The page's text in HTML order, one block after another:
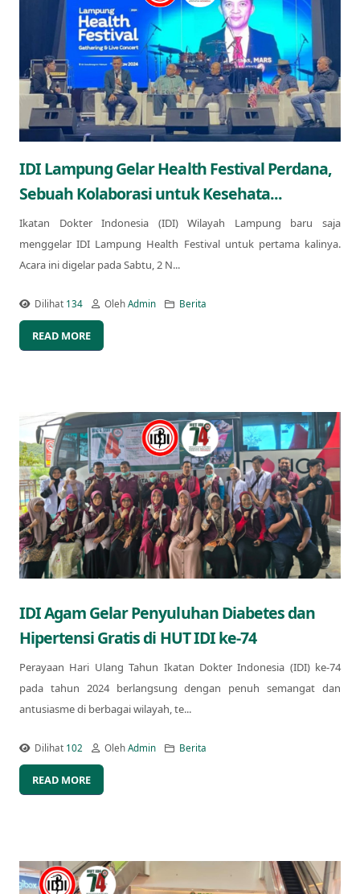
IDI Lampung Gelar Health Festival Perdana,
Sebuah Kolaborasi untuk Kesehata...
Ikatan Dokter Indonesia (IDI) Wilayah Lampung baru saja
menggelar IDI Lampung Health Festival untuk pertama kalinya.
Acara ini digelar pada Sabtu, 2 N...
Dilihat 134 OlehAdmin Berita
READ MORE
IDI Agam Gelar Penyuluhan Diabetes dan
Hipertensi Gratis di HUT IDI ke-74
Perayaan Hari Ulang Tahun Ikatan Dokter Indonesia (IDI) ke-74
pada tahun 2024 berlangsung dengan penuh semangat dan
antusiasme di berbagai wilayah, te...
Dilihat 102 OlehAdmin Berita
READ MORE